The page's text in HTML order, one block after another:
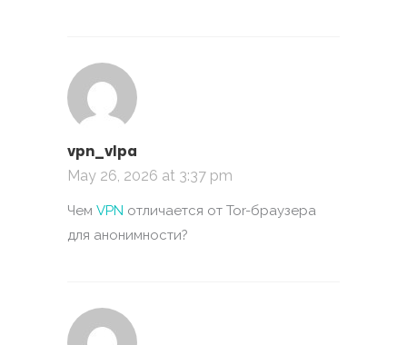
vpn_vlpa
May 26, 2026 at 3:37 pm
Чем VPN отличается от Tor-браузера
для анонимности?